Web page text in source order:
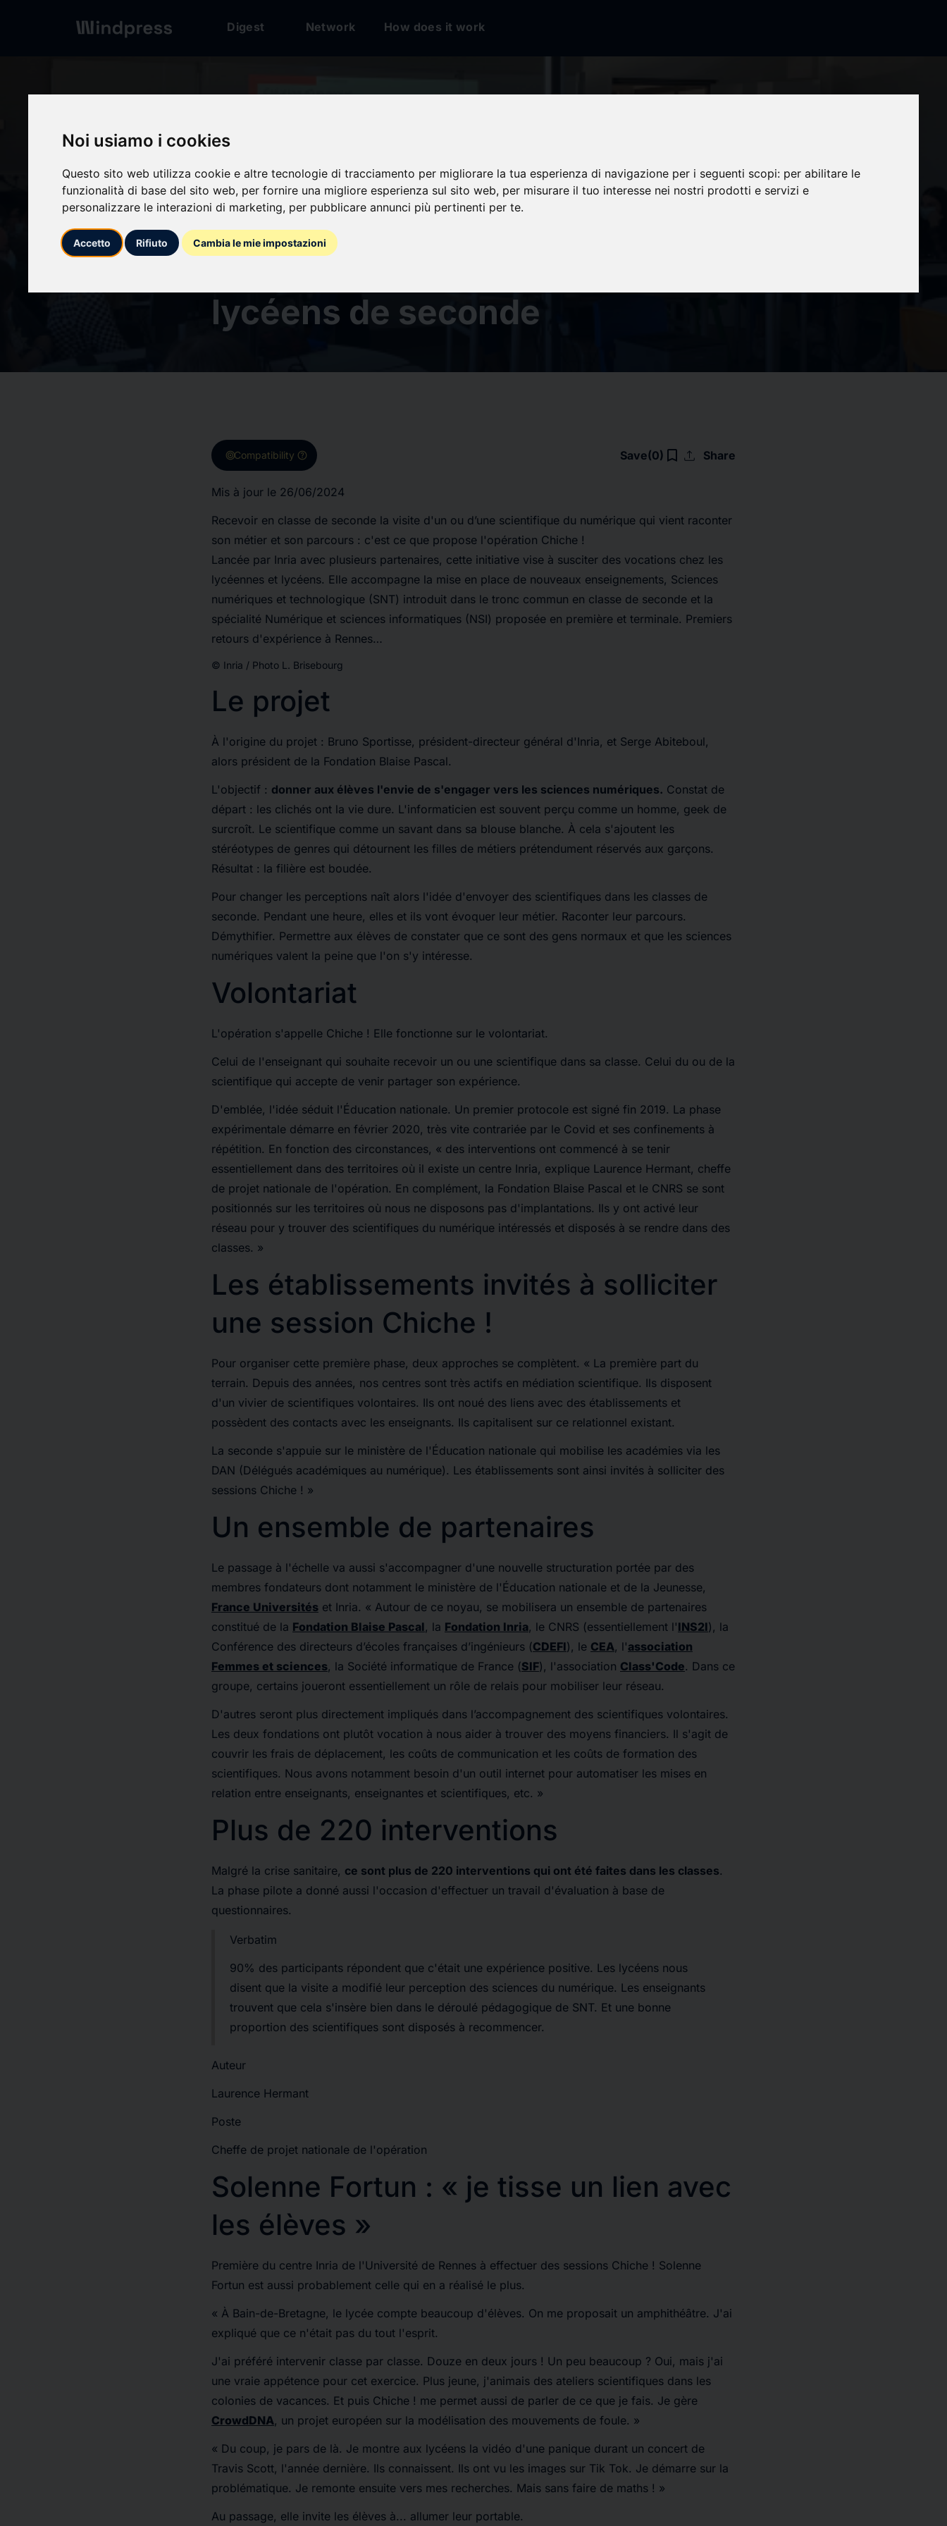
Noi usiamo i cookies
Questo sito web utilizza cookie e altre tecnologie di tracciamento per migliorare la tua esperienza di navigazione per i seguenti scopi: per abilitare le
funzionalità di base del sito web, per fornire una migliore esperienza sul sito web, per misurare il tuo interesse nei nostri prodotti e servizi e
personalizzare le interazioni di marketing, per pubblicare annunci più pertinenti per te.
Accetto Rifiuto Cambia le mie impostazioni
Digest Network How does it work
calendar_today 26/06/2024
Des scientifiques parlent de
lycéens de seconde
targetCompatibility help Save(0) bookmark_border upload Share
Mis à jour le 26/06/2024
Recevoir en classe de seconde la visite d'un ou d’une scientifique du numérique qui vient raconter
son métier et son parcours : c'est ce que propose l'opération Chiche !
Lancée par Inria avec plusieurs partenaires, cette initiative vise à susciter des vocations chez les
lycéennes et lycéens. Elle accompagne la mise en place de nouveaux enseignements, Sciences
numériques et technologique (SNT) introduit dans le tronc commun en classe de seconde et la
spécialité Numérique et sciences informatiques (NSI) proposée en première et terminale. Premiers
retours d'expérience à Rennes…
© Inria / Photo L. Brisebourg
Le projet
À l'origine du projet : Bruno Sportisse, président-directeur général d'Inria, et Serge Abiteboul,
alors président de la Fondation Blaise Pascal.
L'objectif : donner aux élèves l'envie de s'engager vers les sciences numériques. Constat de
départ : les clichés ont la vie dure. L'informaticien est souvent perçu comme un homme, geek de
surcroît. Le scientifique comme un savant dans sa blouse blanche. À cela s'ajoutent les
stéréotypes de genres qui détournent les filles de métiers prétendument réservés aux garçons.
Résultat : la filière est boudée.
Pour changer les perceptions naît alors l'idée d'envoyer des scientifiques dans les classes de
seconde. Pendant une heure, elles et ils vont évoquer leur métier. Raconter leur parcours.
Démythifier. Permettre aux élèves de constater que ce sont des gens normaux et que les sciences
numériques valent la peine que l'on s'y intéresse.
Volontariat
L'opération s'appelle Chiche ! Elle fonctionne sur le volontariat.
Celui de l'enseignant qui souhaite recevoir un ou une scientifique dans sa classe. Celui du ou de la
scientifique qui accepte de venir partager son expérience.
D'emblée, l'idée séduit l'Éducation nationale. Un premier protocole est signé fin 2019. La phase
expérimentale démarre en février 2020, très vite contrariée par le Covid et ses confinements à
répétition. En fonction des circonstances, « des interventions ont commencé à se tenir
essentiellement dans des territoires où il existe un centre Inria, explique Laurence Hermant, cheffe
de projet nationale de l'opération. En complément, la Fondation Blaise Pascal et le CNRS se sont
positionnés sur les territoires où nous ne disposons pas d'implantations. Ils y ont activé leur
réseau pour y trouver des scientifiques du numérique intéressés et disposés à se rendre dans des
classes. »
Les établissements invités à solliciter
une session Chiche !
Pour organiser cette première phase, deux approches se complètent. « La première part du
terrain. Depuis des années, nos centres sont très actifs en médiation scientifique. Ils disposent
d'un vivier de scientifiques volontaires. Ils ont noué des liens avec des établissements et
possèdent des contacts avec les enseignants. Ils capitalisent sur ce relationnel existant.
La seconde s'appuie sur le ministère de l'Éducation nationale qui mobilise les académies via les
DAN (Délégués académiques au numérique). Les établissements sont ainsi invités à solliciter des
sessions Chiche ! »
Un ensemble de partenaires
Le passage à l'échelle va aussi s'accompagner d'une nouvelle structuration portée par des
membres fondateurs dont notamment le ministère de l'Éducation nationale et de la Jeunesse,
France Universités et Inria. « Autour de ce noyau, se mobilisera un ensemble de partenaires
constitué de la Fondation Blaise Pascal, la Fondation Inria, le CNRS (essentiellement l'INS2I), la
Conférence des directeurs d’écoles françaises d’ingénieurs (CDEFI), le CEA, l'association
Femmes et sciences, la Société informatique de France (SIF), l'association Class'Code. Dans ce
groupe, certains joueront essentiellement un rôle de relais pour mobiliser leur réseau.
D'autres seront plus directement impliqués dans l’accompagnement des scientifiques volontaires.
Les deux fondations ont plutôt vocation à nous aider à trouver des moyens financiers. Il s'agit de
couvrir les frais de déplacement, les coûts de communication et les coûts de formation des
scientifiques. Nous avons notamment besoin d'un outil internet pour automatiser les mises en
relation entre enseignants, enseignantes et scientifiques, etc. »
Plus de 220 interventions
Malgré la crise sanitaire, ce sont plus de 220 interventions qui ont été faites dans les classes.
La phase pilote a donné aussi l'occasion d'effectuer un travail d'évaluation à base de
questionnaires.
Verbatim
90% des participants répondent que c'était une expérience positive. Les lycéens nous
disent que la visite a modifié leur perception des sciences du numérique. Les enseignants
trouvent que cela s'insère bien dans le déroulé pédagogique de SNT. Et une bonne
proportion des scientifiques sont disposés à recommencer.
Auteur
Laurence Hermant
Poste
Cheffe de projet nationale de l'opération
Solenne Fortun : « je tisse un lien avec
les élèves »
Première du centre Inria de l'Université de Rennes à effectuer des sessions Chiche ! Solenne
Fortun est aussi probablement celle qui en a réalisé le plus.
« À Bain-de-Bretagne, le lycée compte beaucoup d'élèves. On me proposait un amphithéâtre. J'ai
expliqué que ce n'était pas du tout l'esprit.
J'ai préféré intervenir classe par classe. Douze en deux jours ! Un peu beaucoup ? Oui, mais j'ai
une vraie appétence pour cet exercice. Plus jeune, j'animais des ateliers scientifiques dans les
colonies de vacances. Et puis Chiche ! me permet aussi de parler de ce que je fais. Je gère
CrowdDNA, un projet européen sur la modélisation des mouvements de foule. »
« Du coup, je pars de là. Je montre aux lycéens la vidéo d'une panique durant un concert de
Travis Scott, l'année dernière. Ils connaissent. Ils ont vu les images sur Tik Tok. Je démarre sur la
problématique. Je remonte ensuite vers mes recherches. Mais sans faire de maths ! »
Au passage, elle invite les élèves à... allumer leur portable.